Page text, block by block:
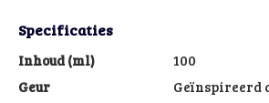
Specificaties
Inhoud (ml)
100
Geur
Geïnspireerd